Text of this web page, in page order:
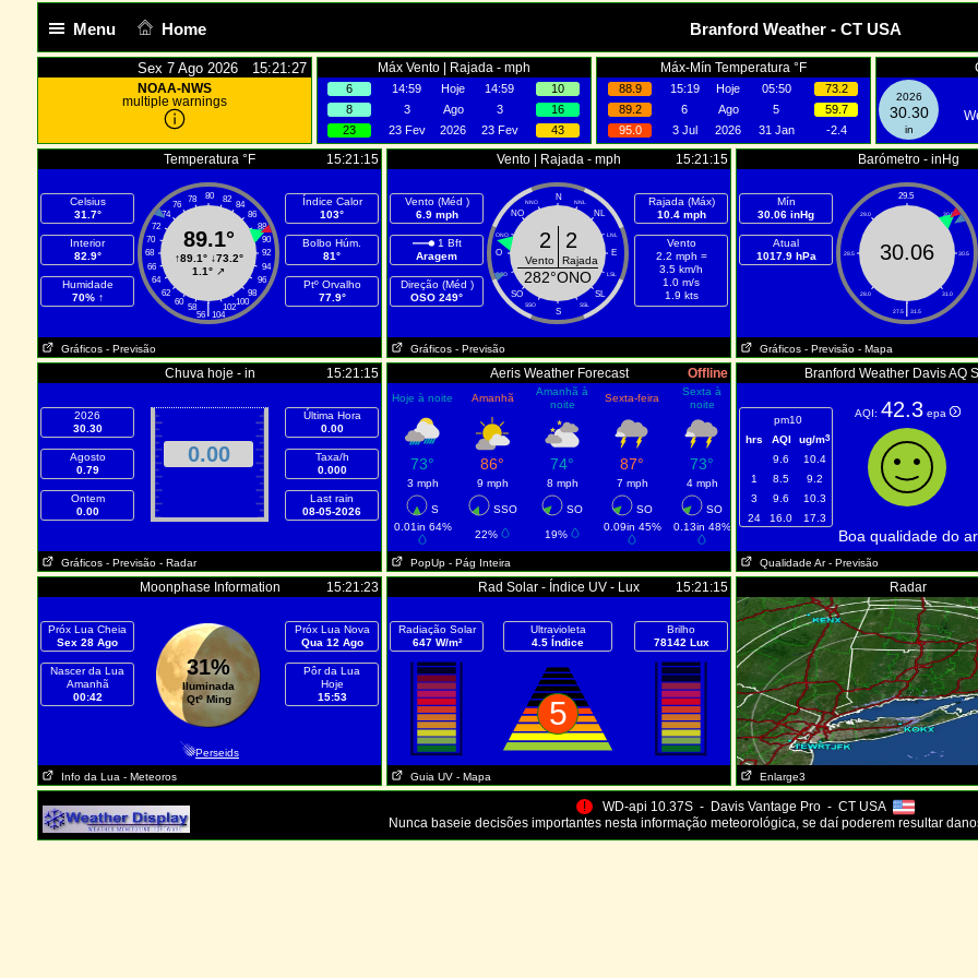
Menu Home Branford Weather - CT USA
Sex 7 Ago 2026 15:21:27
NOAA-NWS
multiple warnings
Máx Vento | Rajada - mph
6 14:59 Hoje 14:59
10
8
3 Ago 3
16
23
23 Fev 2026 23 Fev 43
Máx-Mín Temperatura °F
88.9 15:19 Hoje 05:50
73.2
89.2
6 Ago 5
59.7
95.0
3 Jul 2026 31 Jan -2.4
2026
30.30
in
Temperatura °F 15:21:15
Celsius
31.7°
Interior
82.9°
Humidade
70% ↑
80
78 82
76
84
74
86
72
88
70
90
68
92
66
94
64
96
62
98
60
100
58 102
56 104
|
89.1°
↑89.1°↓73.2°
1.1° ↗
Índice Calor
103°
Bolbo Húm.
81°
Ptº Orvalho
77.9°
Gráficos - Previsão
Vento | Rajada - mph 15:21:15
Vento (Méd )
6.9 mph
1 Bft
Aragem
Direção (Méd )
OSO 249°
N
NO
NL
O E
SO
SL
S
NNO NNL
ONO LNL
OSO LSL
SSO SSL
2 2
Vento Rajada
282°ONO
Rajada (Máx)
10.4 mph
Vento
2.2 mph =
3.5 km/h
1.0 m/s
1.9 kts
Gráficos - Previsão
Barómetro - inHg
Mín
30.06 inHg
Atual
1017.9 hPa
29.5
29.0 30.0
28.5 30.5
28.0 31.0
27.5 31.5
|
30.06
Gráficos - Previsão - Mapa
Chuva hoje - in 15:21:15
2026
30.30
Agosto
0.79
Ontem
0.00
0.00
Última Hora
0.00
Taxa/h
0.000
Last rain
08-05-2026
Gráficos - Previsão - Radar
Aeris Weather Forecast Offline
Hoje à noite Amanhã
Amanhã à
noite
Sexta-feira
Sexta à
noite
73° 86° 74° 87° 73°
3 mph 9 mph 8 mph 7 mph 4 mph
S SSO SO SO
SO
0.01in 64%
22% 19%
0.09in 45% 0.13in 48%
PopUp - Pág Inteira
Branford Weather Davis AQ
pm10
hrs
AQI ug/m3
9.6
10.4
1
8.5
9.2
3
9.6
10.3
24
16.0 17.3
AQI: 42.3 epa
Boa qualidade do ar
Qualidade Ar - Previsão
Moonphase Information 15:21:23
Próx Lua Cheia
Sex 28 Ago
Nascer da Lua
Amanhã
00:42
31%
Iluminada
Qtº Ming
Próx Lua Nova
Qua 12 Ago
Pôr da Lua
Hoje
15:53
Perseids
Info da Lua - Meteoros
Rad Solar - Índice UV - Lux 15:21:15
Radiação Solar
647 W/m²
Ultravioleta
4.5 Índice
5
Brilho
78142 Lux
Guia UV - Mapa
Radar
Enlarge3
!
WD-api 10.37S - Davis Vantage Pro - CT USA
Nunca baseie decisões importantes nesta informação meteorológica, se daí poderem resultar